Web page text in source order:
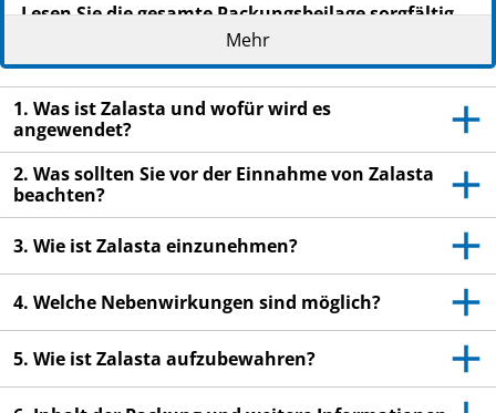
Lesen Sie die gesamte Packungsbeilage sorgfältig
durch, bevor Sie mit der Einnahme dieses
Arzneimittels beginnen, denn sie enthält wichtige
Informationen.
Heben Sie die Packungsbeilage auf. Vielleicht
möchten Sie diese später nochmals lesen.
Wenn Sie weitere Fragen haben, wenden Sie sich
bitte an Ihren Arzt oder Apotheker.
Dieses Arzneimittel wurde Ihnen persönlich
verschrieben. Geben Sie es nicht an Dritte weiter.
Es kann anderen Menschen schaden, auch wenn
diese dieselben Beschwerden haben wie Sie.
Wenn Sie Nebenwirkungen bemerken, wenden Sie
sich an Ihren Arzt oder Apotheker. Dies gilt auch
Mehr
1. Was ist Zalasta und wofür wird es
angewendet?
2. Was sollten Sie vor der Einnahme von Zalasta
beachten?
3. Wie ist Zalasta einzunehmen?
4. Welche Nebenwirkungen sind möglich?
5. Wie ist Zalasta aufzubewahren?